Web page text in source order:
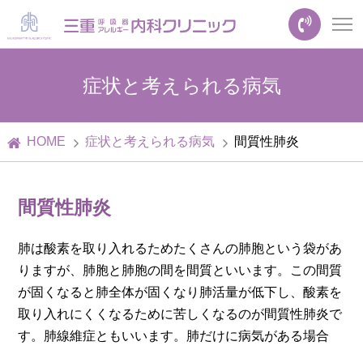
症状と考えられる病気
HOME 症状と考えられる病気 間質性肺炎
間質性肺炎
肺は酸素を取り入れるためたくさんの肺胞という袋があ
りますが、肺胞と肺胞の間を間質といいます。この間質
が固くなると肺全体が固くなり肺活量が低下し、酸素を
取り入れにくくなるために苦しくなるのが間質性肺炎で
す。肺線維症ともいいます。肺だけに病気がある場合